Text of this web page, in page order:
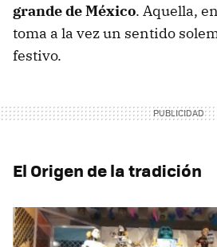
grande de México. Aquella,
toma a la vez un sentido
festivo.
El Origen de la tradición